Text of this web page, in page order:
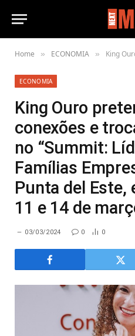
Home » ECONOMIA » King Ouro pretende criar
ECONOMIA
King Ouro
conexões e
no “Summit:
Famílias
Punta del Este,
11 e 14 de
03/03/2024 0 0